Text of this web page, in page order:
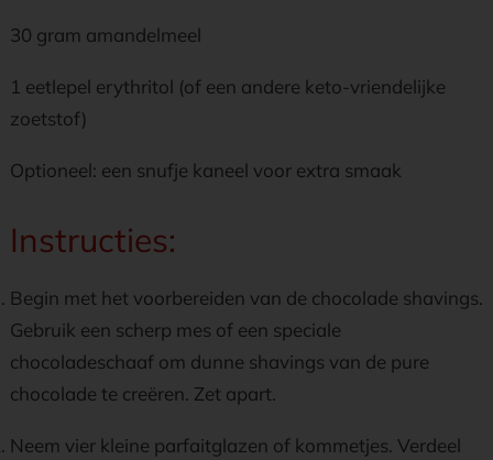
30 gram amandelmeel
1 eetlepel erythritol (of een andere keto-vriendelijke
zoetstof)
Optioneel: een snufje kaneel voor extra smaak
Instructies:
Begin met het voorbereiden van de chocolade shavings.
Gebruik een scherp mes of een speciale
chocoladeschaaf om dunne shavings van de pure
chocolade te creëren. Zet apart.
Neem vier kleine parfaitglazen of kommetjes. Verdeel